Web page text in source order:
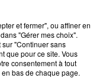
et fermer", ou affiner en
"Gérer mes choix".
"Continuer sans
que pour ce site. Vous
consentement à tout
bas de chaque page.